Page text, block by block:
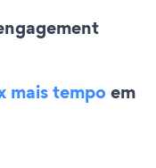
mais tempoem